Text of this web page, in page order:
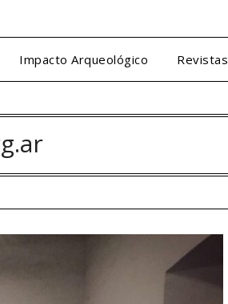
Impacto Arqueológico Revistas